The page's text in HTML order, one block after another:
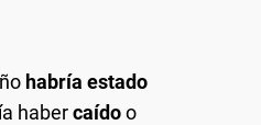
habría estado
habercaídoo